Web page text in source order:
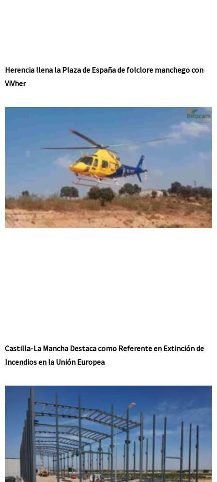
Herencia llena la Plaza de España de folclore manchego con
ViVher
Castilla-La Mancha Destaca como Referente en Extinción de
Incendios en la Unión Europea